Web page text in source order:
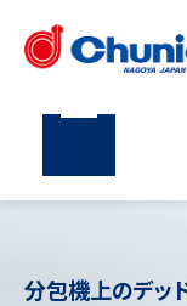
分包機上のデッ